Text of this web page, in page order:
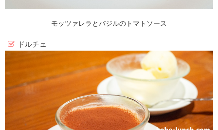
モッツァレラとバジルのトマトソース
ドルチェ